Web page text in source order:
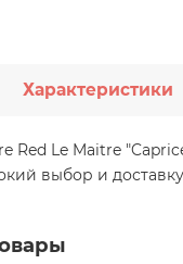
Характеристики
Red Le Maitre
выбор и